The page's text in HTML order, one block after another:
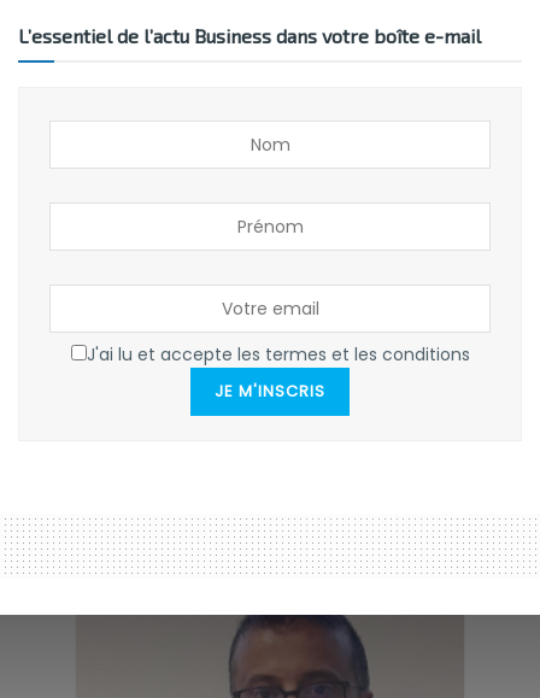
L’essentiel de l’actu Business dans votre boîte e-mail
J'ai lu et accepte les termes et les conditions
JE M'INSCRIS